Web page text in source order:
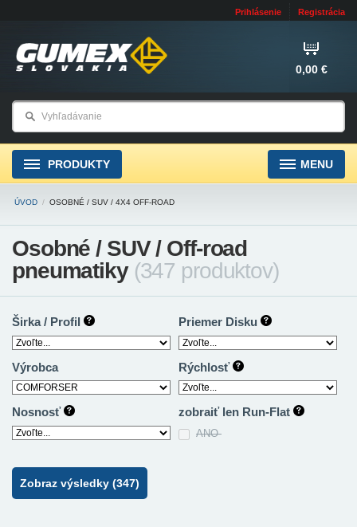
Prihlásenie Registrácia
0,00 €
PRODUKTY MENU
ÚVOD / OSOBNÉ / SUV / 4X4 OFF-ROAD
Osobné / SUV / Off-road
pneumatiky (347 produktov)
Širka / Profil Priemer Disku
Výrobca Rýchlosť
Nosnosť zobraiť len Run-Flat
ANO
Zobraz výsledky (347)